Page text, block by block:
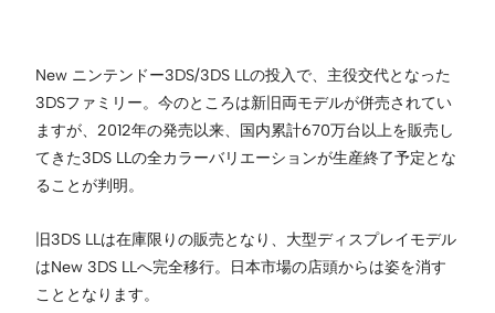
New ニンテンドー3DS/3DS LLの投入で、主役交代となった
3DSファミリー。今のところは新旧両モデルが併売されてい
ますが、2012年の発売以来、国内累計670万台以上を販売し
てきた3DS LLの全カラーバリエーションが生産終了予定とな
ることが判明。
旧3DS LLは在庫限りの販売となり、大型ディスプレイモデル
はNew 3DS LLへ完全移行。日本市場の店頭からは姿を消す
こととなります。